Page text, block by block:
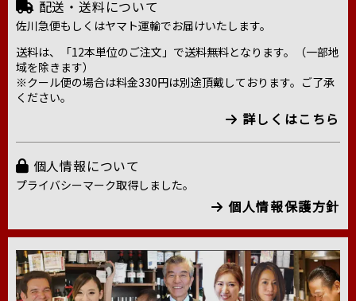
配送・送料について
佐川急便もしくはヤマト運輸でお届けいたします。
送料は、「12本単位のご注文」で送料無料となります。（一部地
域を除きます）
※クール便の場合は料金330円は別途頂戴しております。ご了承
ください。
詳しくはこちら
個人情報について
プライバシーマーク取得しました。
個人情報保護方針